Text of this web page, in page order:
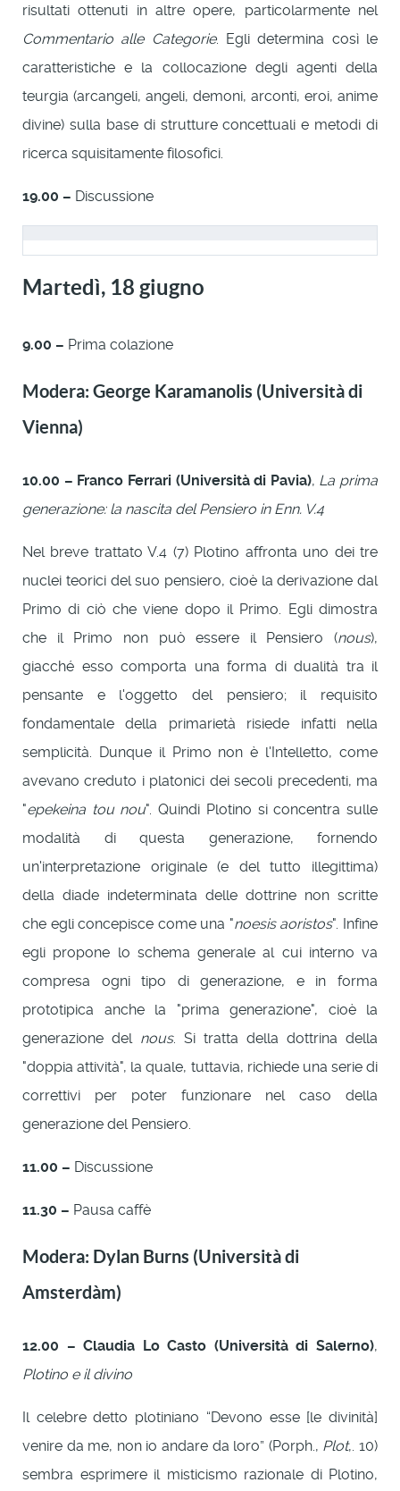
risultati ottenuti in altre opere, particolarmente nel
Commentario alle Categorie. Egli determina così le
caratteristiche e la collocazione degli agenti della
teurgia (arcangeli, angeli, demoni, arconti, eroi, anime
divine) sulla base di strutture concettuali e metodi di
ricerca squisitamente filosofici.
19.00 – Discussione
Martedì, 18 giugno
9.00 – Prima colazione
Modera: George Karamanolis (Università di
Vienna)
10.00 – Franco Ferrari (Università di Pavia), La prima
generazione: la nascita del Pensiero in Enn. V.4
Nel breve trattato V.4 (7) Plotino affronta uno dei tre
nuclei teorici del suo pensiero, cioè la derivazione dal
Primo di ciò che viene dopo il Primo. Egli dimostra
che il Primo non può essere il Pensiero (nous),
giacché esso comporta una forma di dualità tra il
pensante e l'oggetto del pensiero; il requisito
fondamentale della primarietà risiede infatti nella
semplicità. Dunque il Primo non è l'Intelletto, come
avevano creduto i platonici dei secoli precedenti, ma
"epekeina tou nou". Quindi Plotino si concentra sulle
modalità di questa generazione, fornendo
un'interpretazione originale (e del tutto illegittima)
della diade indeterminata delle dottrine non scritte
che egli concepisce come una "noesis aoristos". Infine
egli propone lo schema generale al cui interno va
compresa ogni tipo di generazione, e in forma
prototipica anche la "prima generazione", cioè la
generazione del nous. Si tratta della dottrina della
"doppia attività", la quale, tuttavia, richiede una serie di
correttivi per poter funzionare nel caso della
generazione del Pensiero.
11.00 – Discussione
11.30 – Pausa caffè
Modera: Dylan Burns (Università di
Amsterdàm)
12.00 – Claudia Lo Casto (Università di Salerno),
Plotino e il divino
Il celebre detto plotiniano “Devono esse [le divinità]
venire da me, non io andare da loro” (Porph., Plot,. 10)
sembra esprimere il misticismo razionale di Plotino,